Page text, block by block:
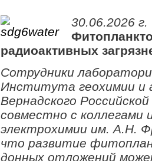
30.06.2026 г.
радиоактивных
Сотрудники
Института геохимии и
Вернадского
совместно с
электрохимии им. А.Н.
что развитие
донных отложений